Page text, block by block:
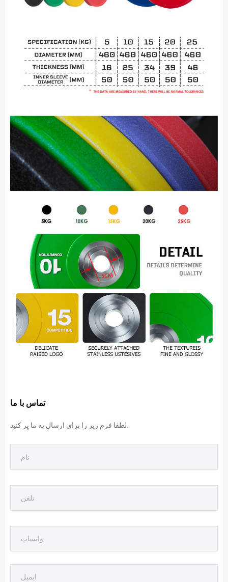
تماس با ما